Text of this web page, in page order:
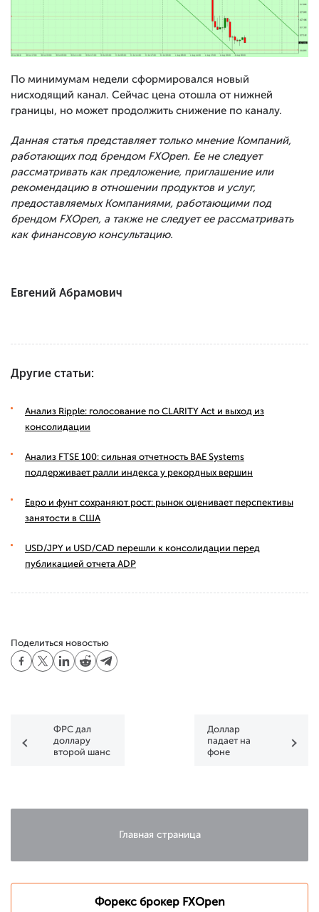
По минимумам недели сформировался новый
нисходящий канал. Сейчас цена отошла от нижней
границы, но может продолжить снижение по каналу.
Данная статья представляет только мнение Компаний,
работающих под брендом FXOpen. Ее не следует
рассматривать как предложение, приглашение или
рекомендацию в отношении продуктов и услуг,
предоставляемых Компаниями, работающими под
брендом FXOpen, а также не следует ее рассматривать
как финансовую консультацию.
Евгений Абрамович
Другие статьи:
Анализ Ripple: голосование по CLARITY Act и выход из
консолидации
Анализ FTSE 100: сильная отчетность BAE Systems
поддерживает ралли индекса у рекордных вершин
Евро и фунт сохраняют рост: рынок оценивает перспективы
занятости в США
USD/JPY и USD/CAD перешли к консолидации перед
публикацией отчета ADP
Поделиться новостью
ФРС дал
доллару
второй шанс
Доллар
падает на
фоне
Главная страница
Форекс брокер FXOpen